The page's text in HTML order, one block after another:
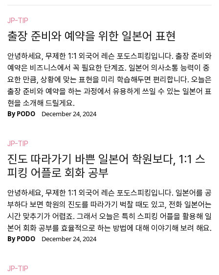
JP-TIP
출장 준비와 예약을 위한 일본어 표현
안녕하세요, 무제한 1:1 외국어 레슨 포도스피킹입니다. 출장 준비와
예약은 비즈니스에서 꼭 필요한 단계죠. 일본어 의사소통 능력이 중
요한 만큼, 상황에 맞는 표현을 미리 학습해두면 편리합니다. 오늘은
출장 준비와 예약을 하는 과정에서 유용하게 쓰일 수 있는 일본어 표
현을 소개해 드릴게요.
ByPODO December 24, 2024
JP-TIP
진도 따라가기 바쁜 일본어 학원보다, 1:1 스
피킹 어플로 회화 공부
안녕하세요, 무제한 1:1 외국어 레슨 포도스피킹입니다. 일본어를 공
부하다 보면 학원의 진도를 따라가기 벅찰 때도 있고, 전화 일본어는
시간 맞추기가 어렵죠. 그래서 오늘은 특히 스피킹 어플을 활용해 일
본어 회화 공부를 효율적으로 하는 방법에 대해 이야기해 보려 해요.
ByPODO December 24, 2024
JP-TIP